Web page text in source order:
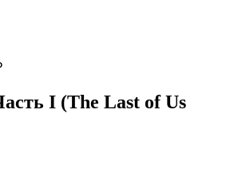
I (The Last of Us